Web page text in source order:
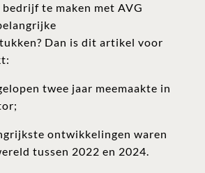
te maken met AVG
Dan is dit artikel voor
twee jaar meemaakte in
ontwikkelingen waren
tussen 2022 en 2024.